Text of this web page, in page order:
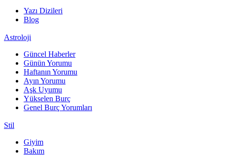
Yazı Dizileri
Blog
Astroloji
Güncel Haberler
Günün Yorumu
Haftanın Yorumu
Ayın Yorumu
Aşk Uyumu
Yükselen Burç
Genel Burç Yorumları
Stil
Giyim
Bakım